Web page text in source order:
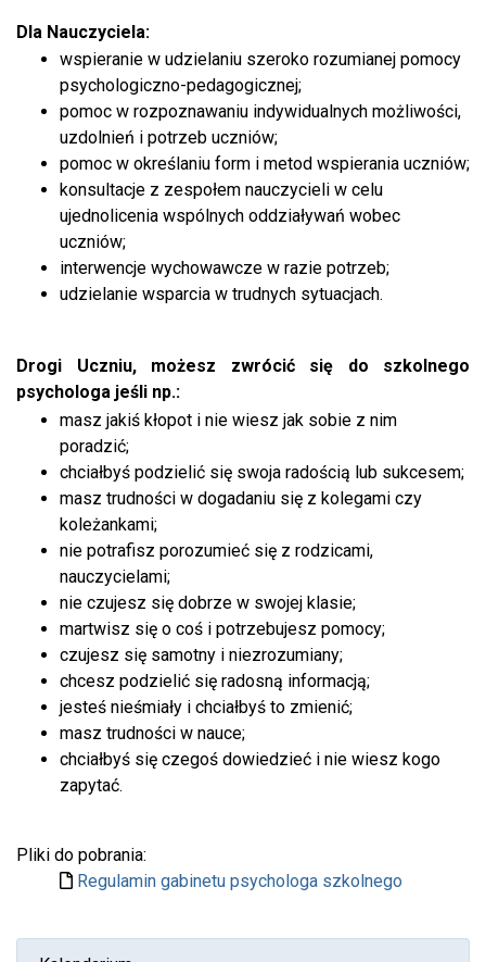
Dla Nauczyciela:
wspieranie w udzielaniu szeroko rozumianej pomocy
psychologiczno-pedagogicznej;
pomoc w rozpoznawaniu indywidualnych możliwości,
uzdolnień i potrzeb uczniów;
pomoc w określaniu form i metod wspierania uczniów;
konsultacje z zespołem nauczycieli w celu
ujednolicenia wspólnych oddziaływań wobec
uczniów;
interwencje wychowawcze w razie potrzeb;
udzielanie wsparcia w trudnych sytuacjach.
Drogi Uczniu, możesz zwrócić się do szkolnego
psychologa jeśli np.:
masz jakiś kłopot i nie wiesz jak sobie z nim
poradzić;
chciałbyś podzielić się swoja radością lub sukcesem;
masz trudności w dogadaniu się z kolegami czy
koleżankami;
nie potrafisz porozumieć się z rodzicami,
nauczycielami;
nie czujesz się dobrze w swojej klasie;
martwisz się o coś i potrzebujesz pomocy;
czujesz się samotny i niezrozumiany;
chcesz podzielić się radosną informacją;
jesteś nieśmiały i chciałbyś to zmienić;
masz trudności w nauce;
chciałbyś się czegoś dowiedzieć i nie wiesz kogo
zapytać.
Pliki do pobrania:
Regulamin gabinetu psychologa szkolnego